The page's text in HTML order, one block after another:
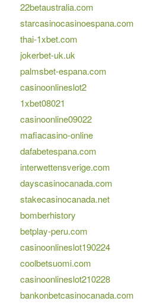
22betaustralia.com
starcasinocasinoespana.com
thai-1xbet.com
jokerbet-uk.uk
palmsbet-espana.com
casinoonlineslot2
1xbet08021
casinoonline09022
mafiacasino-online
dafabetespana.com
interwettensverige.com
dayscasinocanada.com
stakecasinocanada.net
bomberhistory
betplay-peru.com
casinoonlineslot190224
coolbetsuomi.com
casinoonlineslot210228
bankonbetcasinocanada.com